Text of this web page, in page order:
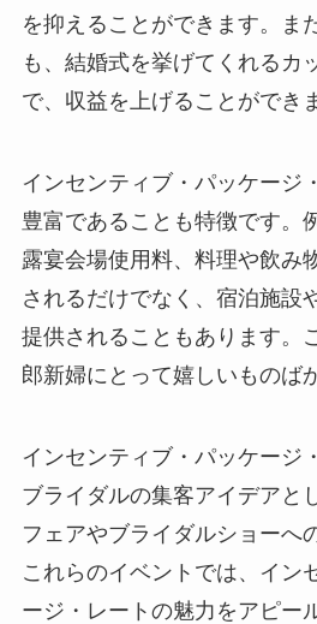
を抑えることができます。ま
も、結婚式を挙げてくれるカ
で、収益を上げることができ
インセンティブ・パッケージ
豊富であることも特徴です。
露宴会場使用料、料理や飲み
されるだけでなく、宿泊施設
提供されることもあります。
郎新婦にとって嬉しいものば
インセンティブ・パッケージ
ブライダルの集客アイデアと
フェアやブライダルショーへ
これらのイベントでは、イン
ージ・レートの魅力をアピー